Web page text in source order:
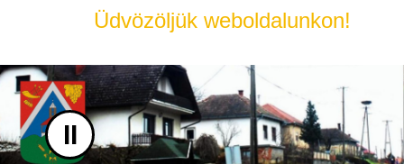
Üdvözöljük weboldalunkon!
II